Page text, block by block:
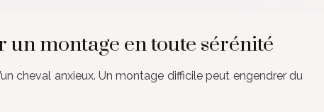
montage en toute sérénité
cheval anxieux. Un montage difficile peut engendrer du